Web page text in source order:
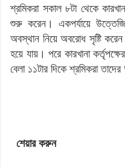
শ্রমিকরা সকাল ৮টা থেকে
শুরু করেন। একপর্যায়ে
অবস্থান নিয়ে অবরোধ সৃষ্টি
হয়ে যায়। পরে কারখানা
বেলা ১১টার দিকে শ্রমিকরা
শেয়ার করুন